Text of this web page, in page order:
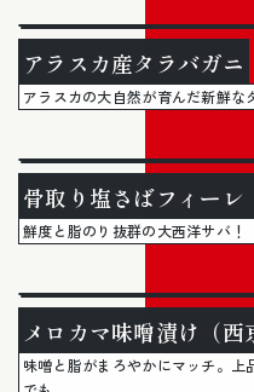
アラスカ産タラバガニ
アラスカの大自然が育んだ新鮮な
骨取り塩さばフィーレ
鮮度と脂のり抜群の大西洋サバ！
メロカマ味噌漬け（西
味噌と脂がまろやかにマッチ。